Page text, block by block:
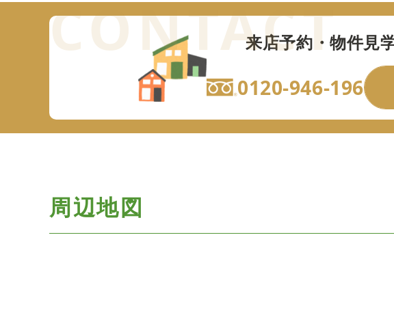
来店予約・物件見
0120-946-196
周辺地図